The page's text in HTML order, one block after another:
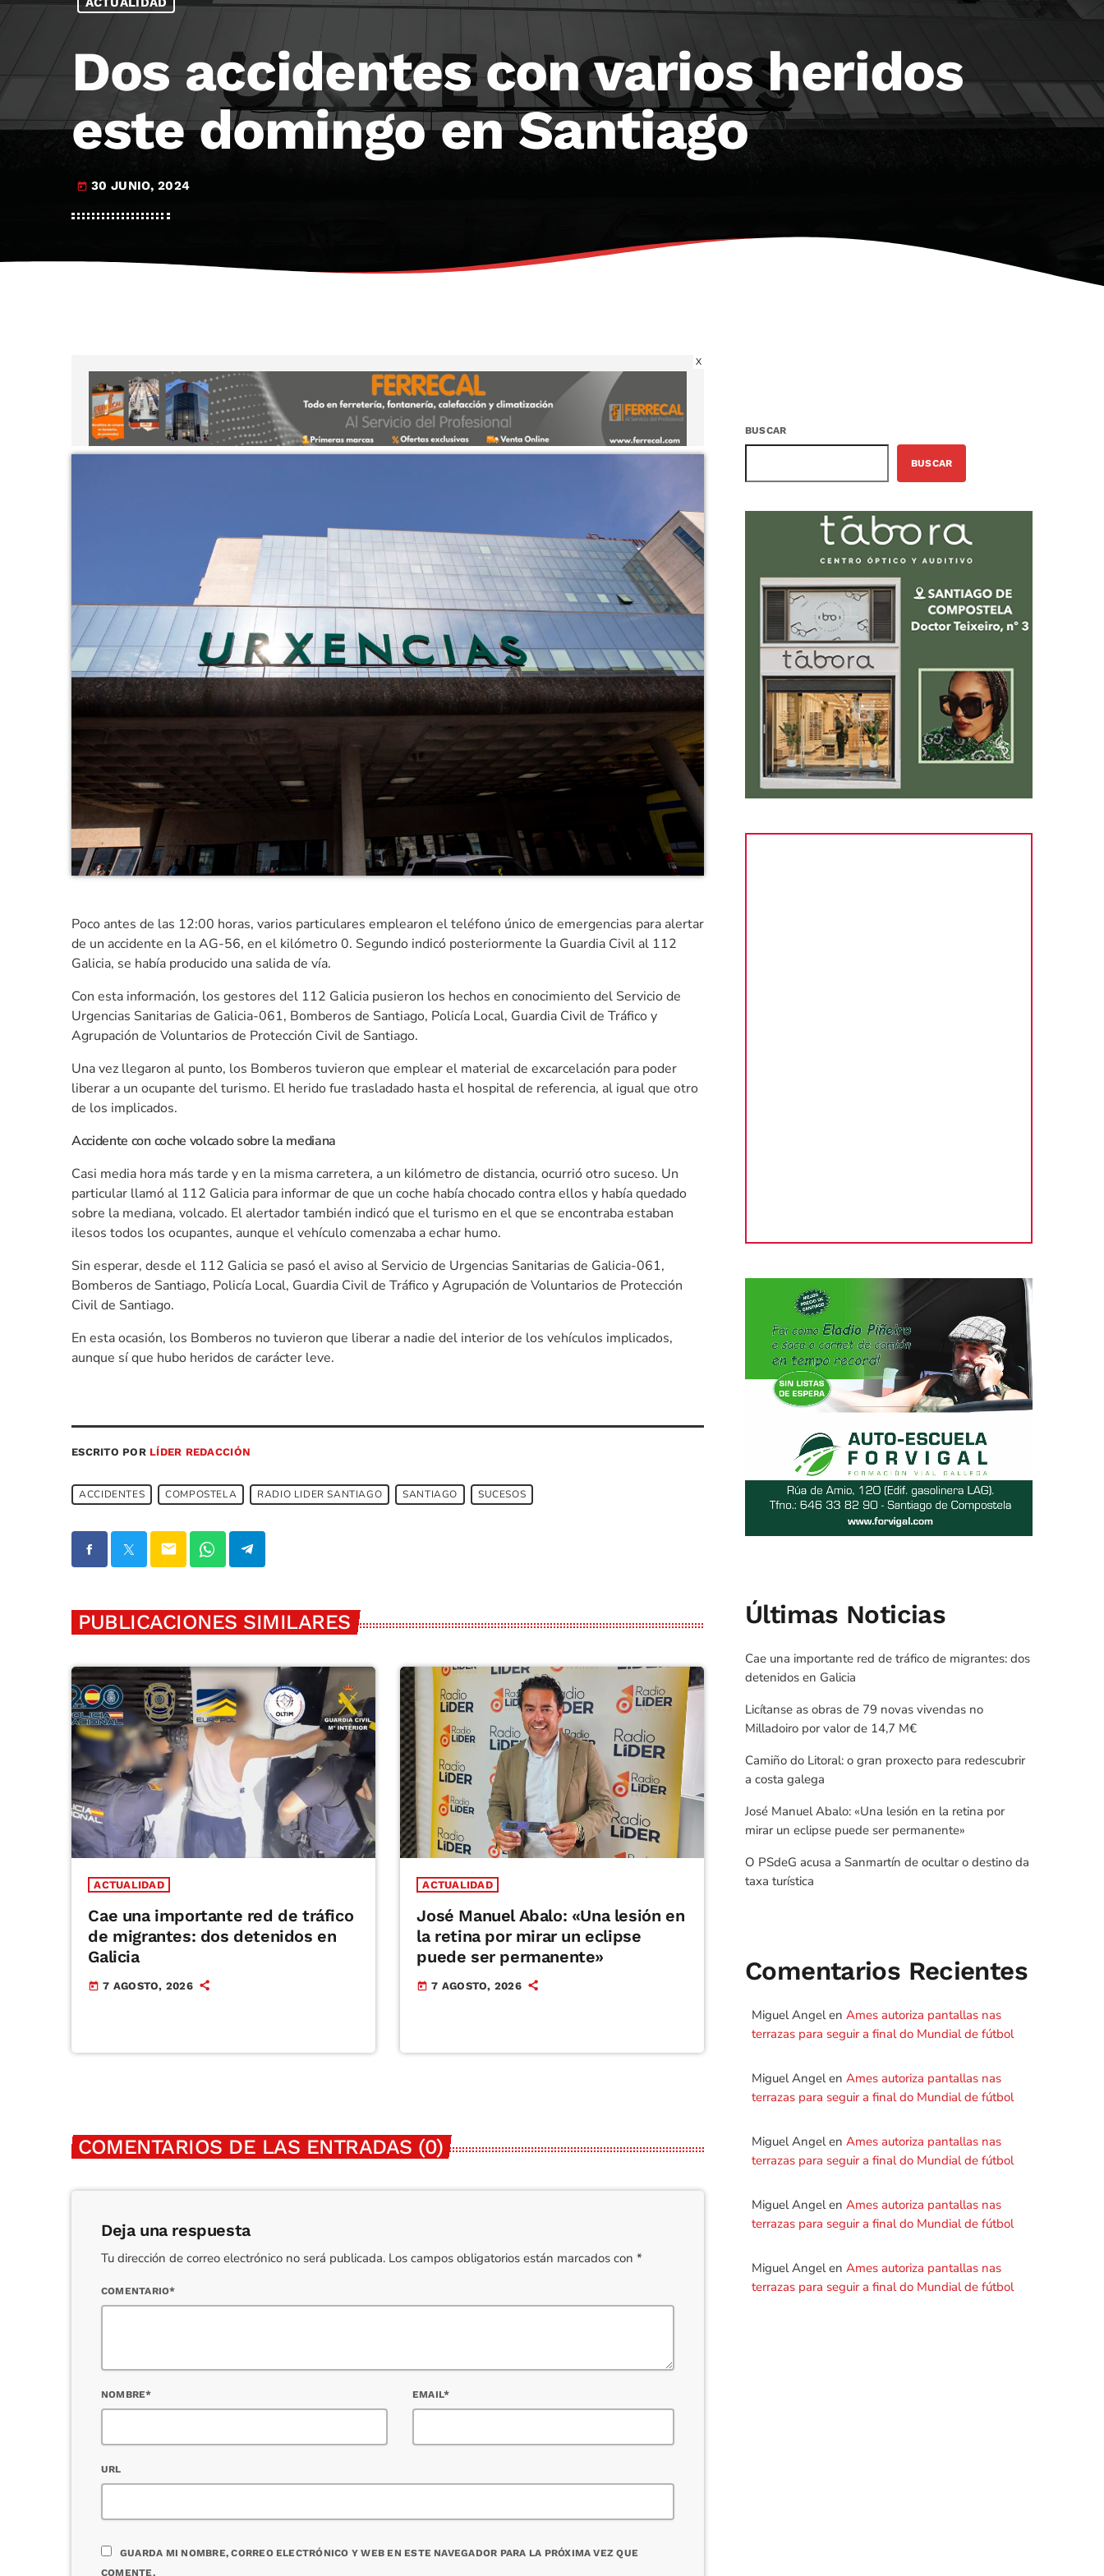
Dos accidentes con varios heridos
este domingo en Santiago
today 30 JUNIO, 2024
X
Poco antes de las 12:00 horas, varios particulares emplearon el teléfono único de emergencias para alertar
de un accidente en la AG-56, en el kilómetro 0. Segundo indicó posteriormente la Guardia Civil al 112
Galicia, se había producido una salida de vía.
Con esta información, los gestores del 112 Galicia pusieron los hechos en conocimiento del Servicio de
Urgencias Sanitarias de Galicia-061, Bomberos de Santiago, Policía Local, Guardia Civil de Tráfico y
Agrupación de Voluntarios de Protección Civil de Santiago.
Una vez llegaron al punto, los Bomberos tuvieron que emplear el material de excarcelación para poder
liberar a un ocupante del turismo. El herido fue trasladado hasta el hospital de referencia, al igual que otro
de los implicados.
Accidente con coche volcado sobre la mediana
Casi media hora más tarde y en la misma carretera, a un kilómetro de distancia, ocurrió otro suceso. Un
particular llamó al 112 Galicia para informar de que un coche había chocado contra ellos y había quedado
sobre la mediana, volcado. El alertador también indicó que el turismo en el que se encontraba estaban
ilesos todos los ocupantes, aunque el vehículo comenzaba a echar humo.
Sin esperar, desde el 112 Galicia se pasó el aviso al Servicio de Urgencias Sanitarias de Galicia-061,
Bomberos de Santiago, Policía Local, Guardia Civil de Tráfico y Agrupación de Voluntarios de Protección
Civil de Santiago.
En esta ocasión, los Bomberos no tuvieron que liberar a nadie del interior de los vehículos implicados,
aunque sí que hubo heridos de carácter leve.
ESCRITO POR LÍDER REDACCIÓN
ACCIDENTES COMPOSTELA RADIO LIDER SANTIAGO SANTIAGO SUCESOS
email
PUBLICACIONES SIMILARES
ACTUALIDAD
Cae una importante red de tráfico
de migrantes: dos detenidos en
Galicia
today 7 AGOSTO, 2026
ACTUALIDAD
José Manuel Abalo: «Una lesión en
la retina por mirar un eclipse
puede ser permanente»
today 7 AGOSTO, 2026
COMENTARIOS DE LAS ENTRADAS (0)
Deja una respuesta
Tu dirección de correo electrónico no será publicada. Los campos obligatorios están marcados con *
COMENTARIO*
NOMBRE* EMAIL*
URL
GUARDA MI NOMBRE, CORREO ELECTRÓNICO Y WEB EN ESTE NAVEGADOR PARA LA PRÓXIMA VEZ QUE
COMENTE.
BUSCAR
BUSCAR
Últimas Noticias
Cae una importante red de tráfico de migrantes: dos
detenidos en Galicia
Licítanse as obras de 79 novas vivendas no
Milladoiro por valor de 14,7 M€
Camiño do Litoral: o gran proxecto para redescubrir
a costa galega
José Manuel Abalo: «Una lesión en la retina por
mirar un eclipse puede ser permanente»
O PSdeG acusa a Sanmartín de ocultar o destino da
taxa turística
Comentarios Recientes
Miguel Angelen Ames autoriza pantallas nas
terrazas para seguir a final do Mundial de fútbol
Miguel Angelen Ames autoriza pantallas nas
terrazas para seguir a final do Mundial de fútbol
Miguel Angelen Ames autoriza pantallas nas
terrazas para seguir a final do Mundial de fútbol
Miguel Angelen Ames autoriza pantallas nas
terrazas para seguir a final do Mundial de fútbol
Miguel Angelen Ames autoriza pantallas nas
terrazas para seguir a final do Mundial de fútbol